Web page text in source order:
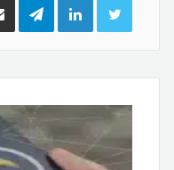
توییتر لینکدینتلگرام